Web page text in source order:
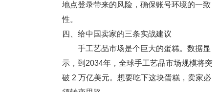
地点登录带来的风险，确保账号环境的一致
性。
四、给中国卖家的三条实战建议
手工艺品市场是个巨大的蛋糕。数据显
示，到2034年，全球手工艺品市场规模将突
破 2 万亿美元。想要吃下这块蛋糕，卖家必